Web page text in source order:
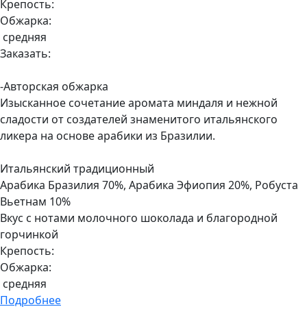
Крепость:
Обжарка:
средняя
Заказать:
-Авторская обжарка
Изысканное сочетание аромата миндаля и нежной
сладости от создателей знаменитого итальянского
ликера на основе арабики из Бразилии.
Итальянский традиционный
Арабика Бразилия 70%, Арабика Эфиопия 20%, Робуста
Вьетнам 10%
Вкус с нотами молочного шоколада и благородной
горчинкой
Крепость:
Обжарка:
средняя
Подробнее